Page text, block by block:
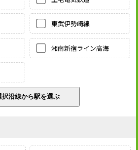
東武伊勢崎線
湘南新宿ライン高海